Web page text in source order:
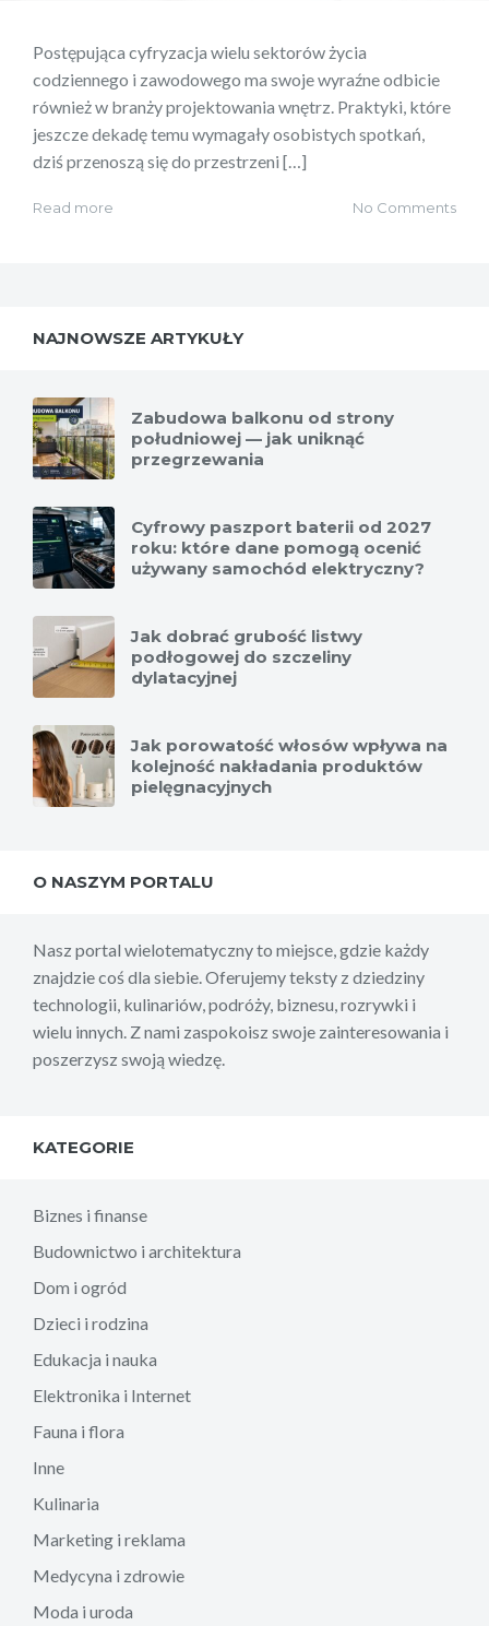
Postępująca cyfryzacja wielu sektorów życia
codziennego i zawodowego ma swoje wyraźne odbicie
również w branży projektowania wnętrz. Praktyki, które
jeszcze dekadę temu wymagały osobistych spotkań,
dziś przenoszą się do przestrzeni […]
Read more No Comments
NAJNOWSZE ARTYKUŁY
Zabudowa balkonu od strony
południowej — jak uniknąć
przegrzewania
Cyfrowy paszport baterii od 2027
roku: które dane pomogą ocenić
używany samochód elektryczny?
Jak dobrać grubość listwy
podłogowej do szczeliny
dylatacyjnej
Jak porowatość włosów wpływa na
kolejność nakładania produktów
pielęgnacyjnych
O NASZYM PORTALU
Nasz portal wielotematyczny to miejsce, gdzie każdy
znajdzie coś dla siebie. Oferujemy teksty z dziedziny
technologii, kulinariów, podróży, biznesu, rozrywki i
wielu innych. Z nami zaspokoisz swoje zainteresowania i
poszerzysz swoją wiedzę.
KATEGORIE
Biznes i finanse
Budownictwo i architektura
Dom i ogród
Dzieci i rodzina
Edukacja i nauka
Elektronika i Internet
Fauna i flora
Inne
Kulinaria
Marketing i reklama
Medycyna i zdrowie
Moda i uroda